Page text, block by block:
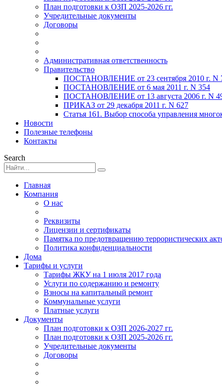
План подготовки к ОЗП 2025-2026 гг.
Учредительные документы
Договоры
Административная ответственность
Правительство
ПОСТАНОВЛЕНИЕ от 23 сентября 2010 г. N
ПОСТАНОВЛЕНИЕ от 6 мая 2011 г. N 354
ПОСТАНОВЛЕНИЕ от 13 августа 2006 г. N
ПРИКАЗ от 29 декабря 2011 г. N 627
Статья 161. Выбор способа управления
Новости
Полезные телефоны
Контакты
Search
Главная
Компания
О нас
Реквизиты
Лицензии и сертификаты
Памятка по предотвращению террористических
Политика конфиденциальности
Дома
Тарифы и услуги
Тарифы ЖКУ на 1 июля 2017 года
Услуги по содержанию и ремонту
Взносы на капитальный ремонт
Коммунальные услуги
Платные услуги
Документы
План подготовки к ОЗП 2026-2027 гг.
План подготовки к ОЗП 2025-2026 гг.
Учредительные документы
Договоры